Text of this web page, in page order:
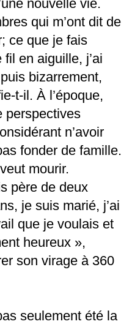
nouvelle vie.
qui m’ont dit de
ce que je fais
en aiguille, j’ai
bizarrement,
t-il. À l’époque,
perspectives
n’avoir
fonder de famille.
mourir.
père de deux
je suis marié, j’ai
que je voulais et
heureux »,
son virage à 360
seulement été la